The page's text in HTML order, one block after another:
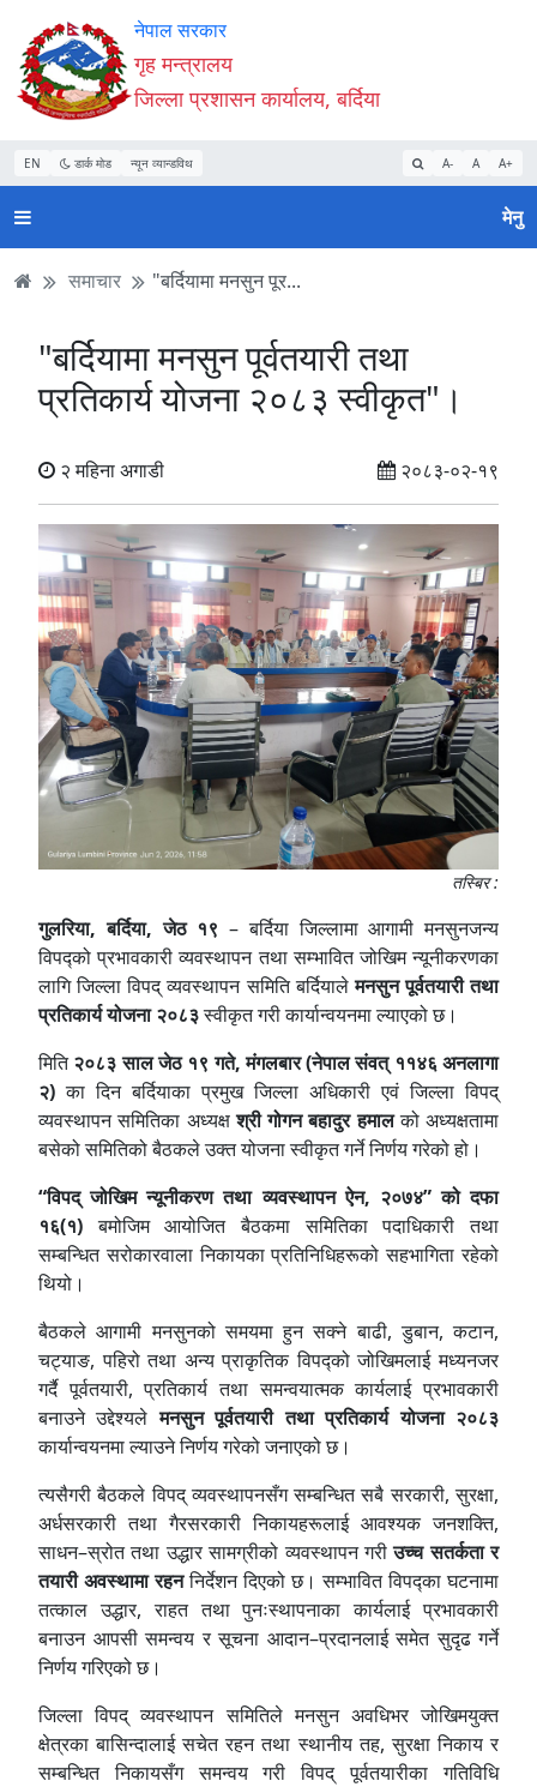
Accessibility
Mode
सुरु
गर्नुहोस्
सामाग्री
पढ्नुहाेस्
नेभिगेसन
पढ्नुहाेस्
वेबसाइट
खोजमा
जानुहोस्
नेपाल सरकार
गृह मन्त्रालय
जिल्ला प्रशासन कार्यालय, बर्दिया
EN डार्क मोड न्यून व्यान्डविथ A- A A+
मेनु
समाचार "बर्दियामा मनसुन पूर...
"बर्दियामा मनसुन पूर्वतयारी तथा
प्रतिकार्य योजना २०८३ स्वीकृत"।
२ महिना अगाडी २०८३-०२-१९
तस्बिर :
गुलरिया, बर्दिया, जेठ १९ – बर्दिया जिल्लामा आगामी मनसुनजन्य
विपद्को प्रभावकारी व्यवस्थापन तथा सम्भावित जोखिम न्यूनीकरणका
लागि जिल्ला विपद् व्यवस्थापन समिति बर्दियालेमनसुन पूर्वतयारी तथा
प्रतिकार्य योजना २०८३स्वीकृत गरी कार्यान्वयनमा ल्याएको छ।
मिति२०८३ साल जेठ १९ गते, मंगलबार (नेपाल संवत् ११४६ अनलागा
२) का दिन बर्दियाका प्रमुख जिल्ला अधिकारी एवं जिल्ला विपद्
व्यवस्थापन समितिका अध्यक्षश्री गोगन बहादुर हमालको अध्यक्षतामा
बसेको समितिको बैठकले उक्त योजना स्वीकृत गर्ने निर्णय गरेको हो।
“विपद् जोखिम न्यूनीकरण तथा व्यवस्थापन ऐन, २०७४” को दफा
१६(१) बमोजिम आयोजित बैठकमा समितिका पदाधिकारी तथा
सम्बन्धित सरोकारवाला निकायका प्रतिनिधिहरूको सहभागिता रहेको
थियो।
बैठकले आगामी मनसुनको समयमा हुन सक्ने बाढी, डुबान, कटान,
चट्याङ, पहिरो तथा अन्य प्राकृतिक विपद्को जोखिमलाई मध्यनजर
गर्दै पूर्वतयारी, प्रतिकार्य तथा समन्वयात्मक कार्यलाई प्रभावकारी
बनाउने उद्देश्यलेमनसुन पूर्वतयारी तथा प्रतिकार्य योजना २०८३
कार्यान्वयनमा ल्याउने निर्णय गरेको जनाएको छ।
त्यसैगरी बैठकले विपद् व्यवस्थापनसँग सम्बन्धित सबै सरकारी, सुरक्षा,
अर्धसरकारी तथा गैरसरकारी निकायहरूलाई आवश्यक जनशक्ति,
साधन–स्रोत तथा उद्धार सामग्रीको व्यवस्थापन गरीउच्च सतर्कता र
तयारी अवस्थामा रहननिर्देशन दिएको छ। सम्भावित विपद्का घटनामा
तत्काल उद्धार, राहत तथा पुनःस्थापनाका कार्यलाई प्रभावकारी
बनाउन आपसी समन्वय र सूचना आदान–प्रदानलाई समेत सुदृढ गर्ने
निर्णय गरिएको छ।
जिल्ला विपद् व्यवस्थापन समितिले मनसुन अवधिभर जोखिमयुक्त
क्षेत्रका बासिन्दालाई सचेत रहन तथा स्थानीय तह, सुरक्षा निकाय र
सम्बन्धित निकायसँग समन्वय गरी विपद् पूर्वतयारीका गतिविधि